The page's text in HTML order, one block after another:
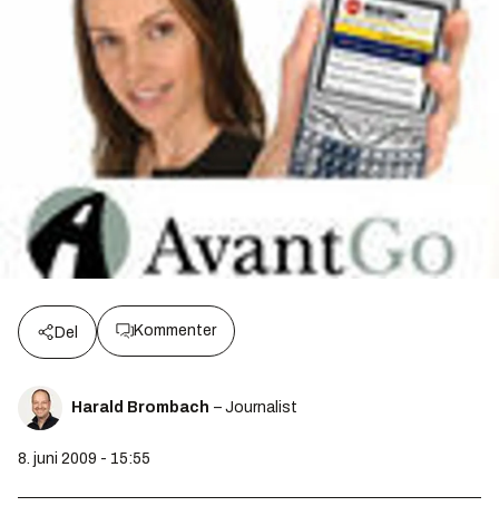
Del Kommenter
Harald Brombach – Journalist
8. juni 2009 - 15:55